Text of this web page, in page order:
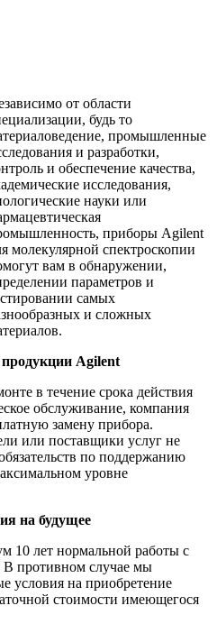
от области
будь то
промышленные
и разработки,
и обеспечение качества,
исследования,
науки или
приборы Agilent
молекулярной спектроскопии
вам в обнаружении,
параметров и
самых
и сложных
Agilent
в течение срока действия
обслуживание, компания
замену прибора.
или поставщики услуг не
по поддержанию
уровне
на будущее
10 лет нормальной работы с
В противном случае мы
условия на приобретение
стоимости имеющегося